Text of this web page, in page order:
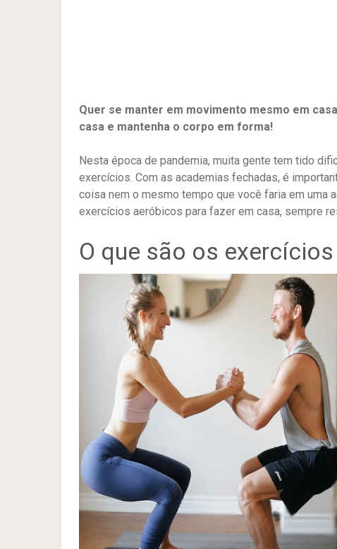
Quer se manter em movimento mesmo em
casa e mantenha o corpo em forma!
Nesta época de pandemia, muita gente tem tido
exercícios. Com as academias fechadas, é
coisa nem o mesmo tempo que você faria em uma
exercícios aeróbicos para fazer em casa, sempre
O que são os